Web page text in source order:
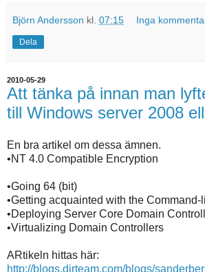
Björn Andersson kl. 07:15 Inga
Dela
2010-05-29
Att tänka på innan man
till Windows server 2008
En bra artikel om dessa ämnen.
•NT 4.0 Compatible Encryption
•Going 64 (bit)
•Getting acquainted with the Command-
•Deploying Server Core Domain
•Virtualizing Domain Controllers
ARtikeln hittas här:
http://blogs.dirteam.com/blogs/